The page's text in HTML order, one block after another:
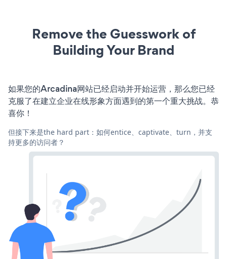
Remove the Guesswork of
Building Your Brand
如果您的Arcadina网站已经启动并开始运营，那么您已经
克服了在建立企业在线形象方面遇到的第一个重大挑战。恭
喜你！
但接下来是the hard part：如何entice、captivate、turn，并支
持更多的访问者？